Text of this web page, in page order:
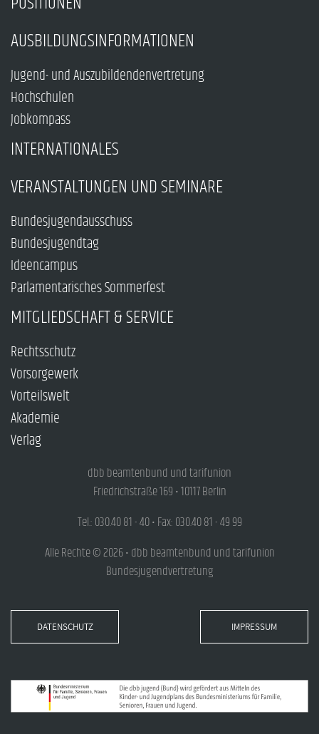
AUSBILDUNGSINFORMATIONEN
Jugend- und Auszubildendenvertretung
Hochschulen
Jobkompass
INTERNATIONALES
VERANSTALTUNGEN UND SEMINARE
Bundesjugendausschuss
Bundesjugendtag
Ideencampus
Parlamentarisches Sommerfest
MITGLIEDSCHAFT & SERVICE
Rechtsschutz
Vorsorgewerk
Vorteilswelt
Akademie
Verlag
dbb beamtenbund und tarifunion
Friedrichstraße 169 • 10117 Berlin
Tel.: 030.40 81 - 40 • Fax: 030.40 81 - 49 99
Alle Rechte © 2026 • dbb beamtenbund und tarifunion
Bundesjugendvertretung
DATENSCHUTZ IMPRESSUM